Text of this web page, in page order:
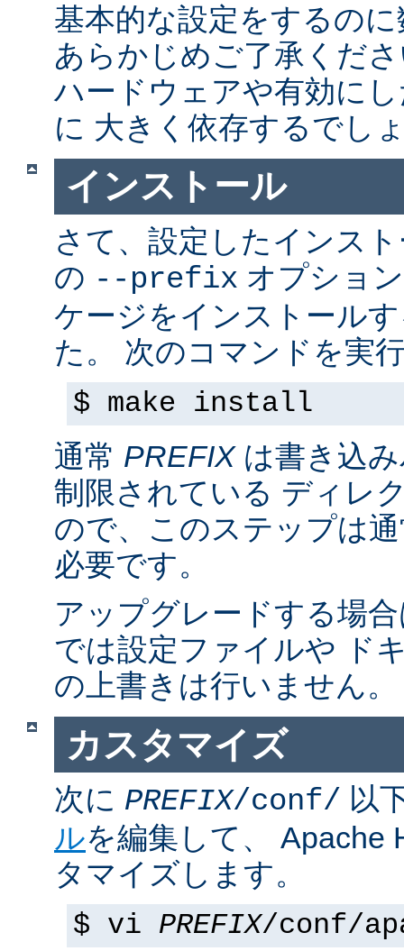
基本的な設定をするの
あらかじめご了承くだ
ハードウェアや有効に
に 大きく依存するでし
インストール
さて、設定したインス
の --prefix オプショ
ケージをインストール
た。 次のコマンドを実
$ make install
通常 PREFIXは書き込
制限されている ディレ
ので、このステップは
必要です。
アップグレードする場
では設定ファイルや ド
の上書きは行いません。
カスタマイズ
次に PREFIX/conf/ 以
ルを編集して、 Apache
タマイズします。
$ vi PREFIX/conf/